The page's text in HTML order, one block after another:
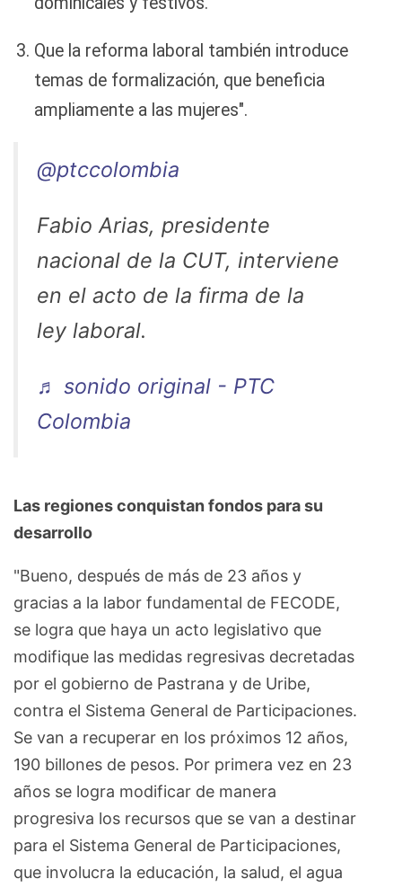
Que la reforma laboral también introduce
temas de formalización, que beneficia
ampliamente a las mujeres".
@ptccolombia
Fabio Arias, presidente
nacional de la CUT, interviene
en el acto de la firma de la
ley laboral.
♬ sonido original - PTC
Colombia
Las regiones conquistan fondos para su
desarrollo
"Bueno, después de más de 23 años y
gracias a la labor fundamental de FECODE,
se logra que haya un acto legislativo que
modifique las medidas regresivas decretadas
por el gobierno de Pastrana y de Uribe,
contra el Sistema General de Participaciones.
Se van a recuperar en los próximos 12 años,
190 billones de pesos. Por primera vez en 23
años se logra modificar de manera
progresiva los recursos que se van a destinar
para el Sistema General de Participaciones,
que involucra la educación, la salud, el agua